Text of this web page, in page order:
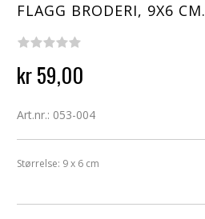
FLAGG BRODERI, 9X6 CM.
kr 59,00
Art.nr.: 053-004
Størrelse: 9 x 6 cm